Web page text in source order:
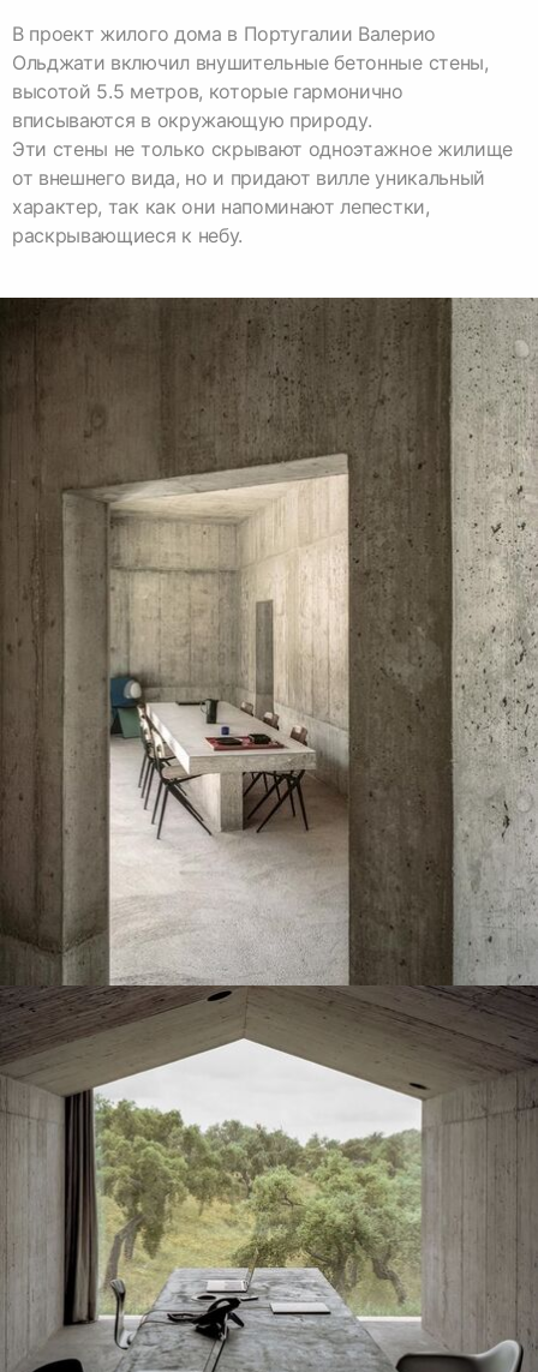
В проект жилого дома в Португалии Валерио
Ольджати включил внушительные бетонные стены,
высотой 5.5 метров, которые гармонично
Эти стены не только скрывают одноэтажное жилище
от внешнего вида, но и придают вилле уникальный
характер, так как они напоминают лепестки,